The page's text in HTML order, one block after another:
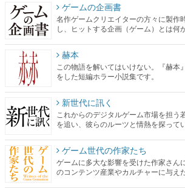
ゲームの企画書
名作ゲームクリエイターの方々に製作
し、ヒットする企画（ゲーム）とは何
赫本
この物語を解いてはいけない。『赫本
をした短編ホラー小説集です。
新世代に訊く
これからのデジタルゲーム市場を担う
を追い、彼らのルーツと情熱を探って
ゲーム世代の作家たち
ゲームに多大な影響を受けた作家さん
のコンテンツ産業やカルチャーに与え